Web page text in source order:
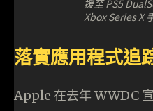
援至 PS5
Xbox Series X
落實應用程式追
Apple 在去年 WWDC